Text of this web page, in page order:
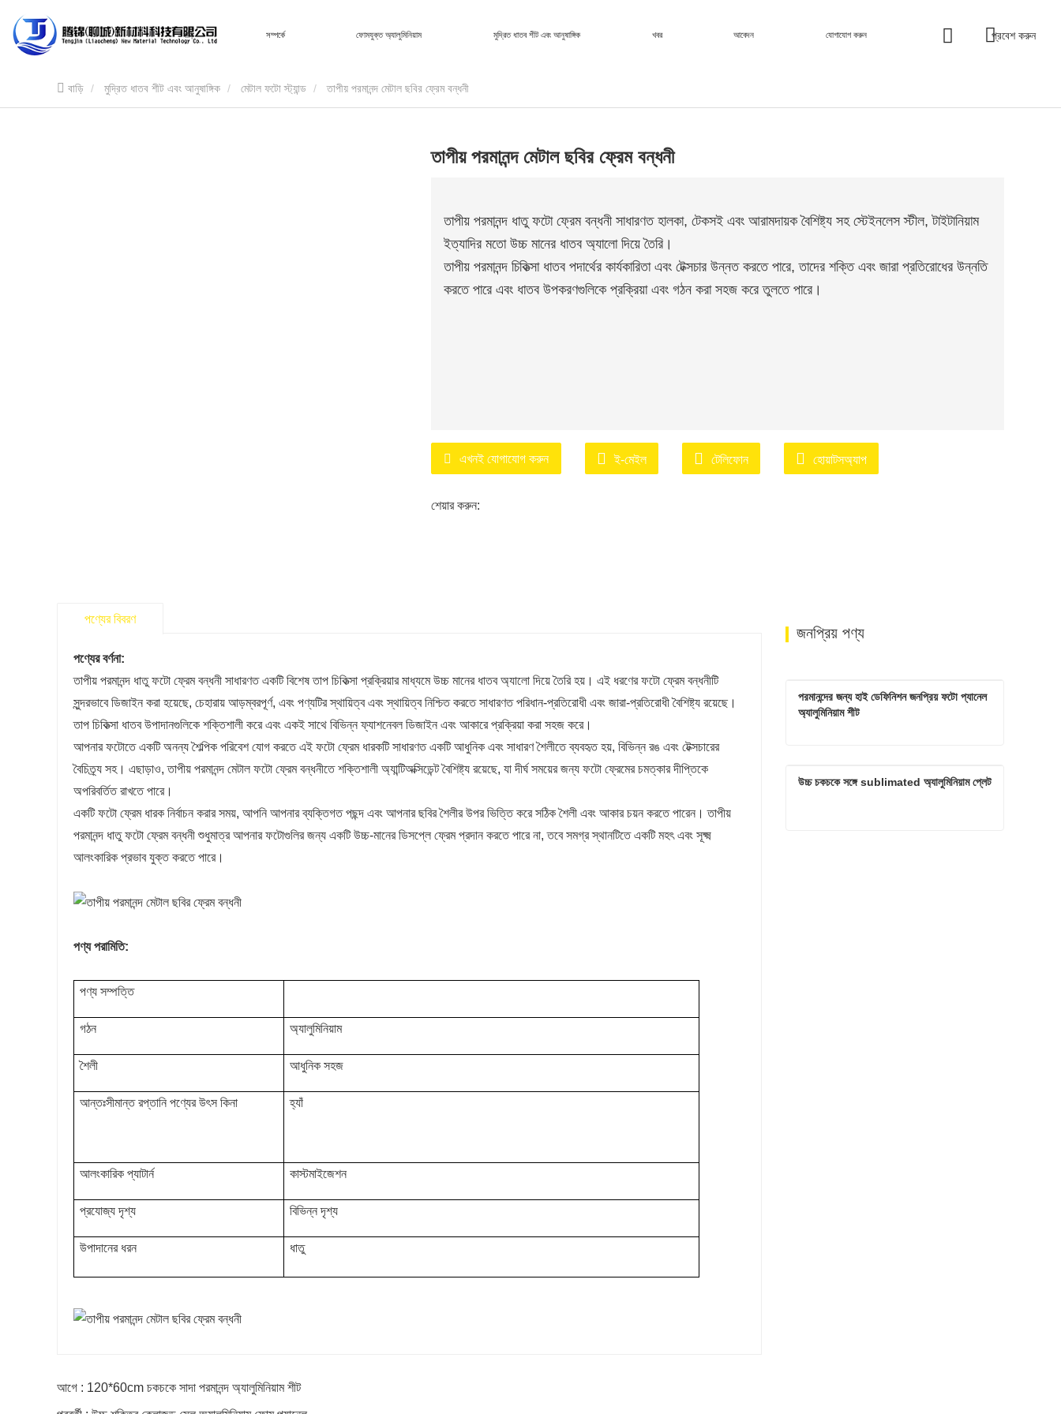
বাড়ি সম্পর্কে ফোমযুক্ত অ্যালুমিনিয়াম মুদ্রিত ধাতব শীট এবং আনুষাঙ্গিক খবর আবেদন যোগাযোগ করুন প্রবেশ করুন
বাড়ি মুদ্রিত ধাতব শীট এবং আনুষাঙ্গিক মেটাল ফটো স্ট্যান্ড তাপীয় পরমানন্দ মেটাল ছবির ফ্রেম বন্ধনী
তাপীয় পরমানন্দ মেটাল ছবির ফ্রেম বন্ধনী
তাপীয় পরমানন্দ ধাতু ফটো ফ্রেম বন্ধনী সাধারণত হালকা, টেকসই এবং আরামদায়ক বৈশিষ্ট্য সহ স্টেইনলেস স্টীল, টাইটানিয়াম
ইত্যাদির মতো উচ্চ মানের ধাতব অ্যালো দিয়ে তৈরি।
তাপীয় পরমানন্দ চিকিত্সা ধাতব পদার্থের কার্যকারিতা এবং টেক্সচার উন্নত করতে পারে, তাদের শক্তি এবং জারা প্রতিরোধের উন্নতি
করতে পারে এবং ধাতব উপকরণগুলিকে প্রক্রিয়া এবং গঠন করা সহজ করে তুলতে পারে।
এখনই যোগাযোগ করুন ই-মেইল টেলিফোন হোয়াটসঅ্যাপ
শেয়ার করুন:
পণ্যের বিবরণ
পণ্যের বর্ণনা:
তাপীয় পরমানন্দ ধাতু ফটো ফ্রেম বন্ধনী সাধারণত একটি বিশেষ তাপ চিকিত্সা প্রক্রিয়ার মাধ্যমে উচ্চ মানের ধাতব অ্যালো দিয়ে তৈরি হয়। এই ধরণের ফটো ফ্রেম বন্ধনীটি
সুন্দরভাবে ডিজাইন করা হয়েছে, চেহারায় আড়ম্বরপূর্ণ, এবং পণ্যটির স্থায়িত্ব এবং স্থায়িত্ব নিশ্চিত করতে সাধারণত পরিধান-প্রতিরোধী এবং জারা-প্রতিরোধী বৈশিষ্ট্য রয়েছে।
তাপ চিকিত্সা ধাতব উপাদানগুলিকে শক্তিশালী করে এবং একই সাথে বিভিন্ন ফ্যাশনেবল ডিজাইন এবং আকারে প্রক্রিয়া করা সহজ করে।
আপনার ফটোতে একটি অনন্য শৈল্পিক পরিবেশ যোগ করতে এই ফটো ফ্রেম ধারকটি সাধারণত একটি আধুনিক এবং সাধারণ শৈলীতে ব্যবহৃত হয়, বিভিন্ন রঙ এবং টেক্সচারের
বৈচিত্র্য সহ। এছাড়াও, তাপীয় পরমানন্দ মেটাল ফটো ফ্রেম বন্ধনীতে শক্তিশালী অ্যান্টিঅক্সিডেন্ট বৈশিষ্ট্য রয়েছে, যা দীর্ঘ সময়ের জন্য ফটো ফ্রেমের চমত্কার দীপ্তিকে
অপরিবর্তিত রাখতে পারে।
একটি ফটো ফ্রেম ধারক নির্বাচন করার সময়, আপনি আপনার ব্যক্তিগত পছন্দ এবং আপনার ছবির শৈলীর উপর ভিত্তি করে সঠিক শৈলী এবং আকার চয়ন করতে পারেন। তাপীয়
পরমানন্দ ধাতু ফটো ফ্রেম বন্ধনী শুধুমাত্র আপনার ফটোগুলির জন্য একটি উচ্চ-মানের ডিসপ্লে ফ্রেম প্রদান করতে পারে না, তবে সমগ্র স্থানটিতে একটি মহৎ এবং সূক্ষ্ম
আলংকারিক প্রভাব যুক্ত করতে পারে।
পণ্য পরামিতি:
পণ্য সম্পত্তি
গঠন অ্যালুমিনিয়াম
শৈলী আধুনিক সহজ
আন্তঃসীমান্ত রপ্তানি পণ্যের উৎস কিনা হ্যাঁ
আলংকারিক প্যাটার্ন কাস্টমাইজেশন
প্রযোজ্য দৃশ্য বিভিন্ন দৃশ্য
উপাদানের ধরন ধাতু
আগে : 120*60cm চকচকে সাদা পরমানন্দ অ্যালুমিনিয়াম শীট
জনপ্রিয় পণ্য
পরমানন্দের জন্য হাই ডেফিনিশন জনপ্রিয় ফটো প্যানেল
অ্যালুমিনিয়াম শীট
উচ্চ চকচকে সঙ্গে sublimated অ্যালুমিনিয়াম প্লেট